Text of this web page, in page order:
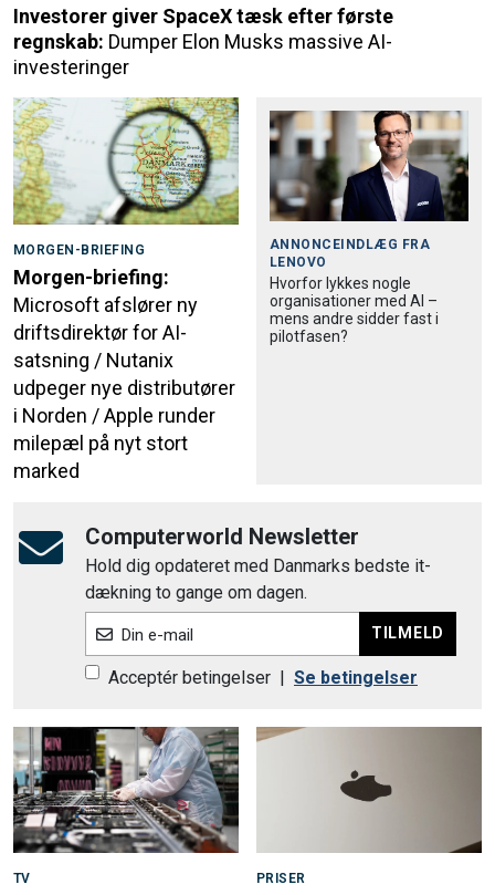
Investorer giver SpaceX tæsk efter første
regnskab: Dumper Elon Musks massive AI-
investeringer
MORGEN-BRIEFING
Morgen-briefing:
Microsoft afslører ny
driftsdirektør for AI-
satsning / Nutanix
udpeger nye distributører
i Norden / Apple runder
milepæl på nyt stort
marked
ANNONCEINDLÆG FRA
LENOVO
Hvorfor lykkes nogle
organisationer med AI –
mens andre sidder fast i
pilotfasen?
Computerworld Newsletter
Hold dig opdateret med Danmarks bedste it-
dækning to gange om dagen.
Din e-mail TILMELD
Acceptér betingelser | Se betingelser
TV PRISER